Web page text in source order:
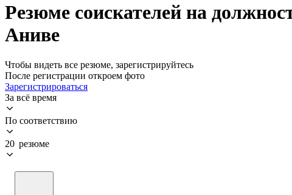
Резюме соискателей на
Аниве
Чтобы видеть все резюме, зарегистрируйтесь
После регистрации откроем фото
Зарегистрироваться
За всё время
По соответствию
20 резюме